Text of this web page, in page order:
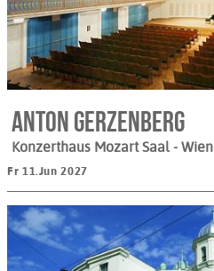
Anton Gerzenberg
Konzerthaus Mozart Saal - Wien
Fr 11.Jun 2027